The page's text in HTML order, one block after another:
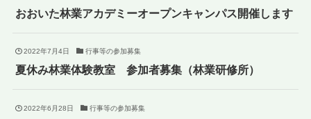
おおいた林業アカデミーオープンキャンパス開催します
2022年7月4日 行事等の参加募集
夏休み林業体験教室 参加者募集（林業研修所）
2022年6月28日 行事等の参加募集